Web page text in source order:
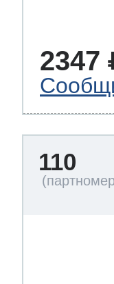
2347
110